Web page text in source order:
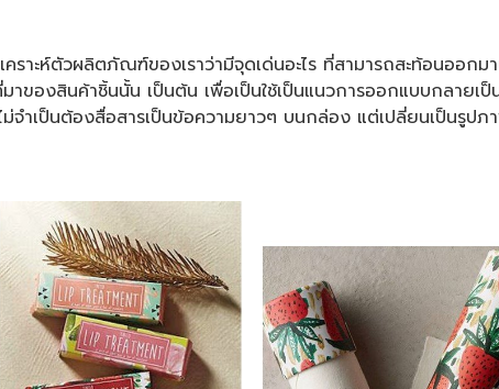
ห์ตัวผลิตภัณฑ์ของเราว่ามีจุดเด่นอะไร ที่สามารถสะท้อนออกม
ของสินค้าชิ้นนั้น เป็นต้น เพื่อเป็นใช้เป็นแนวการออกแบบกลายเ
ำเป็นต้องสื่อสารเป็นข้อความยาวๆ บนกล่อง แต่เปลี่ยนเป็นรูปภ